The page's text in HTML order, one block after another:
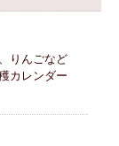
りんごなど
カレンダー